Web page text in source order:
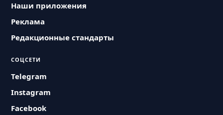
Наши приложения
Реклама
Редакционные стандарты
СОЦСЕТИ
Telegram
Instagram
Facebook